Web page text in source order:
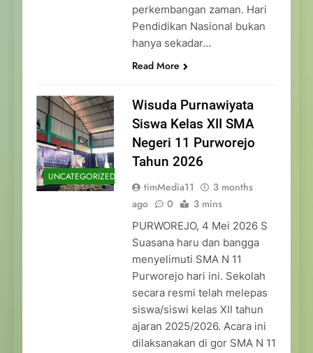
perkembangan zaman. Hari
Pendidikan Nasional bukan
hanya sekadar…
Read More
UNCATEGORIZED
Wisuda Purnawiyata
Siswa Kelas XII SMA
Negeri 11 Purworejo
Tahun 2026
timMedia11
3 months
ago
0 3 mins
PURWOREJO, 4 Mei 2026 S
Suasana haru dan bangga
menyelimuti SMA N 11
Purworejo hari ini. Sekolah
secara resmi telah melepas
siswa/siswi kelas XII tahun
ajaran 2025/2026. Acara ini
dilaksanakan di gor SMA N 11